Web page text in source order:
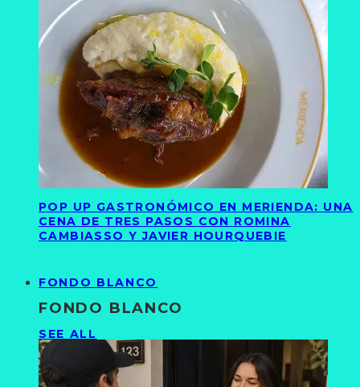
POP UP GASTRONÓMICO EN MERIENDA: UNA
CENA DE TRES PASOS CON ROMINA
CAMBIASSO Y JAVIER HOURQUEBIE
FONDO BLANCO
FONDO BLANCO
SEE ALL